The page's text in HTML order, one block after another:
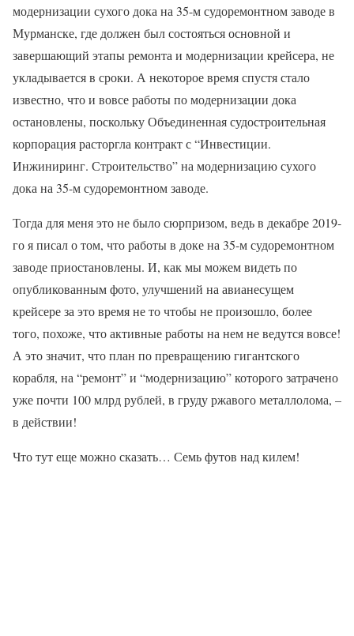
модернизации сухого дока на 35-м судоремонтном заводе в
Мурманске, где должен был состояться основной и
завершающий этапы ремонта и модернизации крейсера, не
укладывается в сроки. А некоторое время спустя стало
известно, что и вовсе работы по модернизации дока
остановлены, поскольку Объединенная судостроительная
корпорация расторгла контракт с “Инвестиции.
Инжиниринг. Строительство” на модернизацию сухого
дока на 35-м судоремонтном заводе.
Тогда для меня это не было сюрпризом, ведь в декабре 2019-
го я писал о том, что работы в доке на 35-м судоремонтном
заводе приостановлены. И, как мы можем видеть по
опубликованным фото, улучшений на авианесущем
крейсере за это время не то чтобы не произошло, более
того, похоже, что активные работы на нем не ведутся вовсе!
А это значит, что план по превращению гигантского
корабля, на “ремонт” и “модернизацию” которого затрачено
уже почти 100 млрд рублей, в груду ржавого металлолома, –
в действии!
Что тут еще можно сказать… Семь футов над килем!